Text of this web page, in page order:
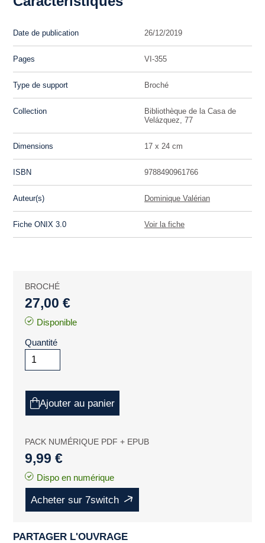
Date de publication 26/12/2019
Pages VI-355
Type de support Broché
Collection
Bibliothèque de la Casa de
Velázquez, 77
Dimensions 17 x 24 cm
ISBN 9788490961766
Auteur(s) Dominique Valérian
Fiche ONIX 3.0 Voir la fiche
BROCHÉ
27,00 €
Disponible
Quantité
Ajouter au panier
PACK NUMÉRIQUE PDF + EPUB
9,99 €
Dispo en numérique
Acheter sur 7switch
PARTAGER L'OUVRAGE